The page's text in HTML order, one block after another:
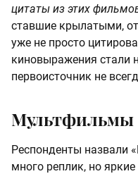
цитаты из этих
ставшие крылатыми, от
уже не просто
киновыражения стали
первоисточник не
Мультфильмы
Респонденты назвали
много реплик, но